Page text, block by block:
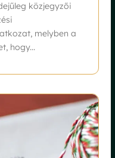
közjegyzői
melyben a
hogy...